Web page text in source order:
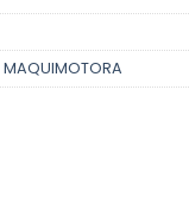
MAQUIMOTORA